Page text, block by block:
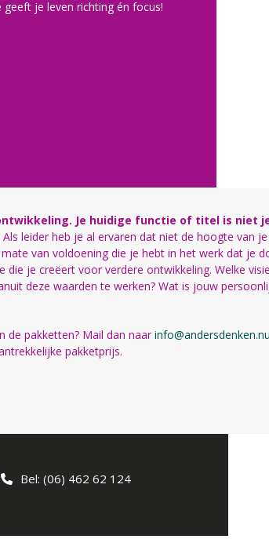
geeft je leven richting én focus!
Je huidige functie of titel is niet
Als leider heb je al ervaren dat niet de hoogte van je
van voldoening die je hebt in het werk dat je
je creëert voor verdere ontwikkeling. Welke
deze waarden te werken? Wat is jouw
de pakketten? Mail dan naar
pakketprijs.
Bel: (06) 462 62 124